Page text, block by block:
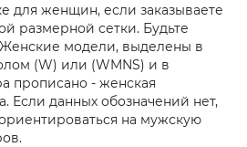
для женщин, если заказываете
размерной сетки. Будьте
модели, выделены в
(W) или (WMNS) и в
прописано - женская
Если данных обозначений нет,
на мужскую